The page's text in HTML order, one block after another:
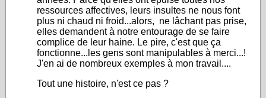
ressources affectives, leurs insultes ne nous font
plus ni chaud ni froid...alors, ne lâchant pas prise,
elles demandent à notre entourage de se faire
complice de leur haine. Le pire, c'est que ça
fonctionne...les gens sont manipulables à merci...!
J'en ai de nombreux exemples à mon travail....
Tout une histoire, n'est ce pas ?